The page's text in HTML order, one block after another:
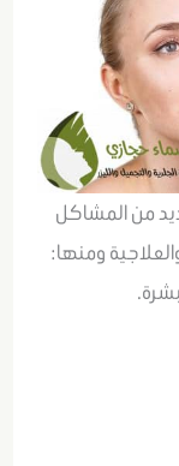
من المشاكل
ومنها: